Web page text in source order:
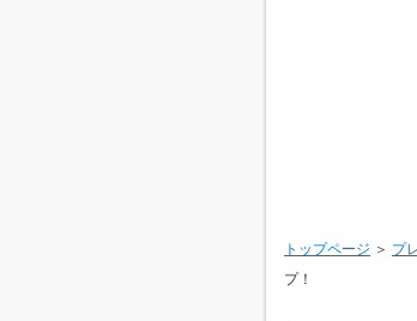
トップページ ＞ プ
プ！